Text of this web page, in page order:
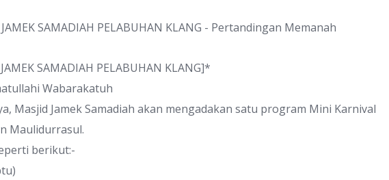
SAMADIAH PELABUHAN KLANG]*
Wabarakatuh
Masjid Jamek Samadiah akan mengadakan satu program Mini Karnival
Maulidurrasul.
berikut:-